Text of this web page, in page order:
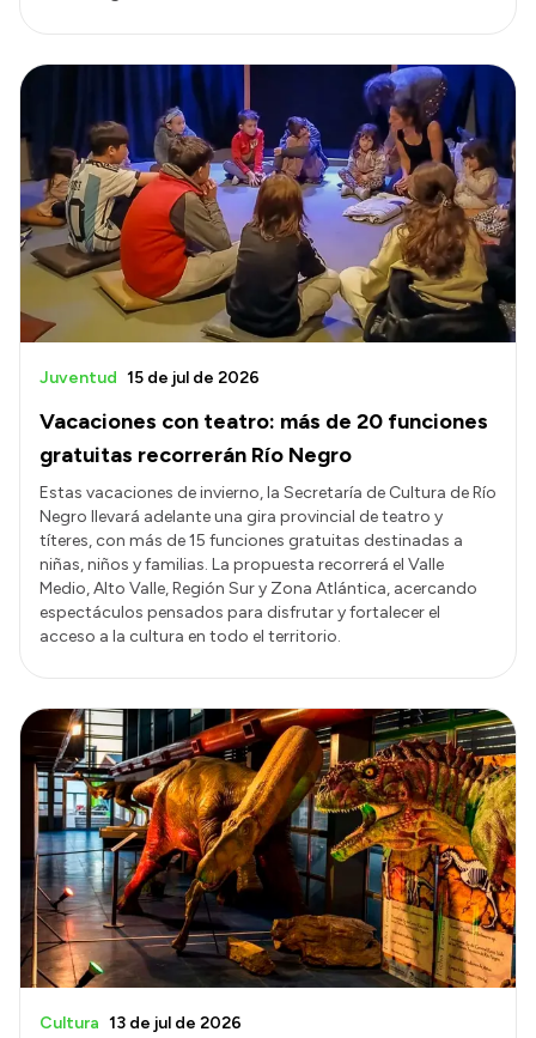
Vacaciones con teatro: más de 20 funciones
gratuitas recorrerán Río Negro
Juventud 15 de jul de 2026
Estas vacaciones de invierno, la Secretaría de Cultura de Río
Negro llevará adelante una gira provincial de teatro y
títeres, con más de 15 funciones gratuitas destinadas a
niñas, niños y familias. La propuesta recorrerá el Valle
Medio, Alto Valle, Región Sur y Zona Atlántica, acercando
espectáculos pensados para disfrutar y fortalecer el
acceso a la cultura en todo el territorio.
Cultura 13 de jul de 2026